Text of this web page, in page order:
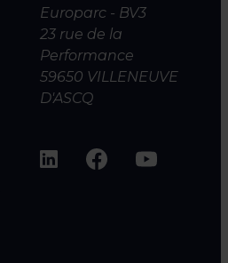
Europarc - BV3
23 rue de la
Performance
59650 VILLENEUVE
D'ASCQ